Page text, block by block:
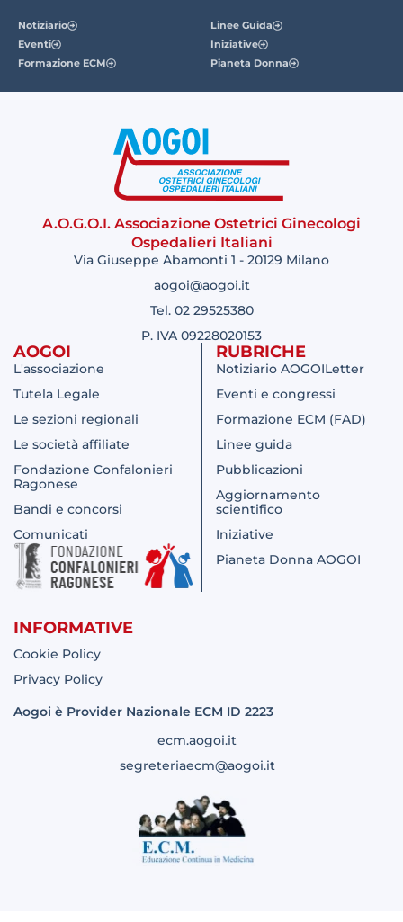
Notiziario
Eventi
Formazione ECM
Linee Guida
Iniziative
Pianeta Donna
A.O.G.O.I. Associazione Ostetrici Ginecologi
Ospedalieri Italiani
Via Giuseppe Abamonti 1 - 20129 Milano
aogoi@aogoi.it
Tel. 02 29525380
P. IVA 09228020153
AOGOI
L'associazione
Tutela Legale
Le sezioni regionali
Le società affiliate
Fondazione Confalonieri
Ragonese
Bandi e concorsi
Comunicati
RUBRICHE
Notiziario AOGOILetter
Eventi e congressi
Formazione ECM (FAD)
Linee guida
Pubblicazioni
Aggiornamento
scientifico
Iniziative
Pianeta Donna AOGOI
INFORMATIVE
Cookie Policy
Privacy Policy
Aogoi è Provider Nazionale ECM ID 2223
ecm.aogoi.it
segreteriaecm@aogoi.it